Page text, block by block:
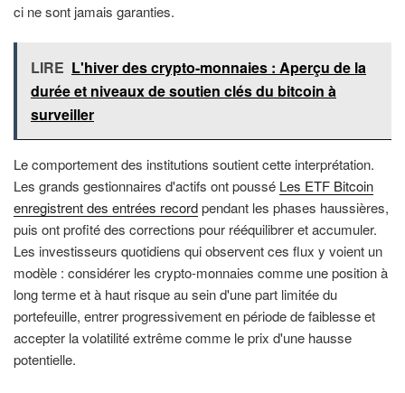
ci ne sont jamais garanties.
LIRE L'hiver des crypto-monnaies : Aperçu de la
durée et niveaux de soutien clés du bitcoin à
surveiller
Le comportement des institutions soutient cette interprétation.
Les grands gestionnaires d'actifs ont poussé Les ETF Bitcoin
enregistrent des entrées recordpendant les phases haussières,
puis ont profité des corrections pour rééquilibrer et accumuler.
Les investisseurs quotidiens qui observent ces flux y voient un
modèle : considérer les crypto-monnaies comme une position à
long terme et à haut risque au sein d'une part limitée du
portefeuille, entrer progressivement en période de faiblesse et
accepter la volatilité extrême comme le prix d'une hausse
potentielle.